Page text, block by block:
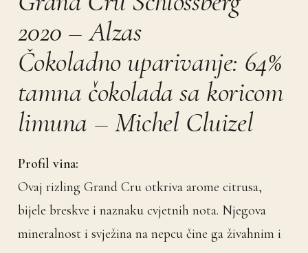
2020 – Alzas
Čokoladno uparivanje: 64%
tamna čokolada sa koricom
limuna – Michel Cluizel
Profil vina:
Ovaj rizling Grand Cru otkriva arome citrusa,
bijele breskve i naznaku cvjetnih nota. Njegova
mineralnost i svježina na nepcu čine ga živahnim i